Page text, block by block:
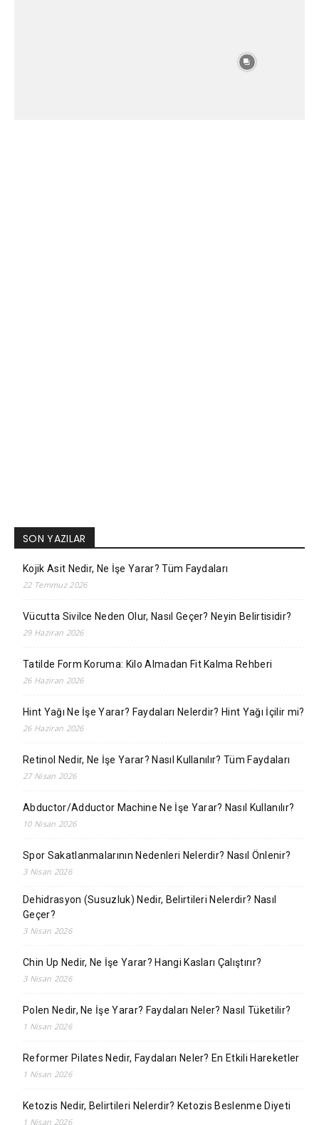
SON YAZILAR
Kojik Asit Nedir, Ne İşe Yarar? Tüm Faydaları
22 Temmuz 2026
Vücutta Sivilce Neden Olur, Nasıl Geçer? Neyin Belirtisidir?
29 Haziran 2026
Tatilde Form Koruma: Kilo Almadan Fit Kalma Rehberi
26 Haziran 2026
Hint Yağı Ne İşe Yarar? Faydaları Nelerdir? Hint Yağı İçilir mi?
26 Haziran 2026
Retinol Nedir, Ne İşe Yarar? Nasıl Kullanılır? Tüm Faydaları
27 Nisan 2026
Abductor/Adductor Machine Ne İşe Yarar? Nasıl Kullanılır?
10 Nisan 2026
Spor Sakatlanmalarının Nedenleri Nelerdir? Nasıl Önlenir?
3 Nisan 2026
Dehidrasyon (Susuzluk) Nedir, Belirtileri Nelerdir? Nasıl
Geçer?
3 Nisan 2026
Chin Up Nedir, Ne İşe Yarar? Hangi Kasları Çalıştırır?
3 Nisan 2026
Polen Nedir, Ne İşe Yarar? Faydaları Neler? Nasıl Tüketilir?
1 Nisan 2026
Reformer Pilates Nedir, Faydaları Neler? En Etkili Hareketler
1 Nisan 2026
Ketozis Nedir, Belirtileri Nelerdir? Ketozis Beslenme Diyeti
1 Nisan 2026